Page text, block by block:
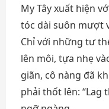
My Tây xuất hiện
tóc dài suôn mượt
Chỉ với những tư
lên môi, tựa nhẹ
giãn, cô nàng đã
phải thốt lên: “Lag